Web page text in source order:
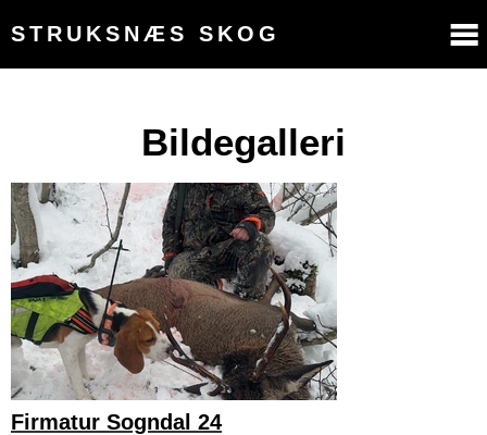
STRUKSNÆS SKOG
Bildegalleri
Firmatur Sogndal 24